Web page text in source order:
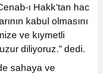
ı Hakk’tan hac
kabul olmasını
ve kıymetli
diliyoruz.” dedi.
sahaya ve